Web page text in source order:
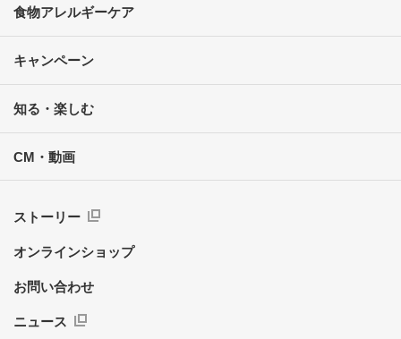
食物アレルギーケア
キャンペーン
知る・楽しむ
CM・動画
ストーリー
オンラインショップ
お問い合わせ
ニュース